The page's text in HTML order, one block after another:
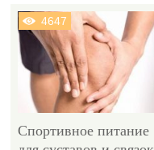
4647
Спортивное питание